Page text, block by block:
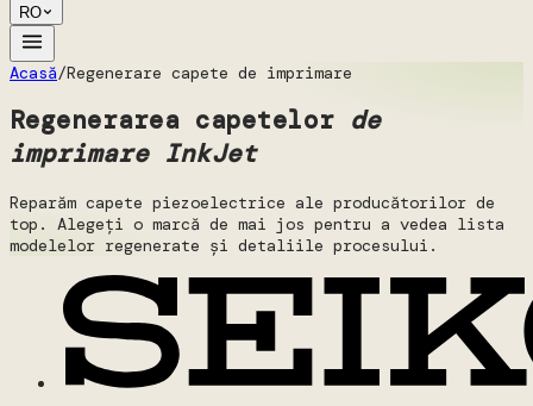
RO
Acasă/Regenerare capete de imprimare
Regenerarea capetelor de
imprimare InkJet
Reparăm capete piezoelectrice ale producătorilor de
top. Alegeți o marcă de mai jos pentru a vedea lista
modelelor regenerate și detaliile procesului.